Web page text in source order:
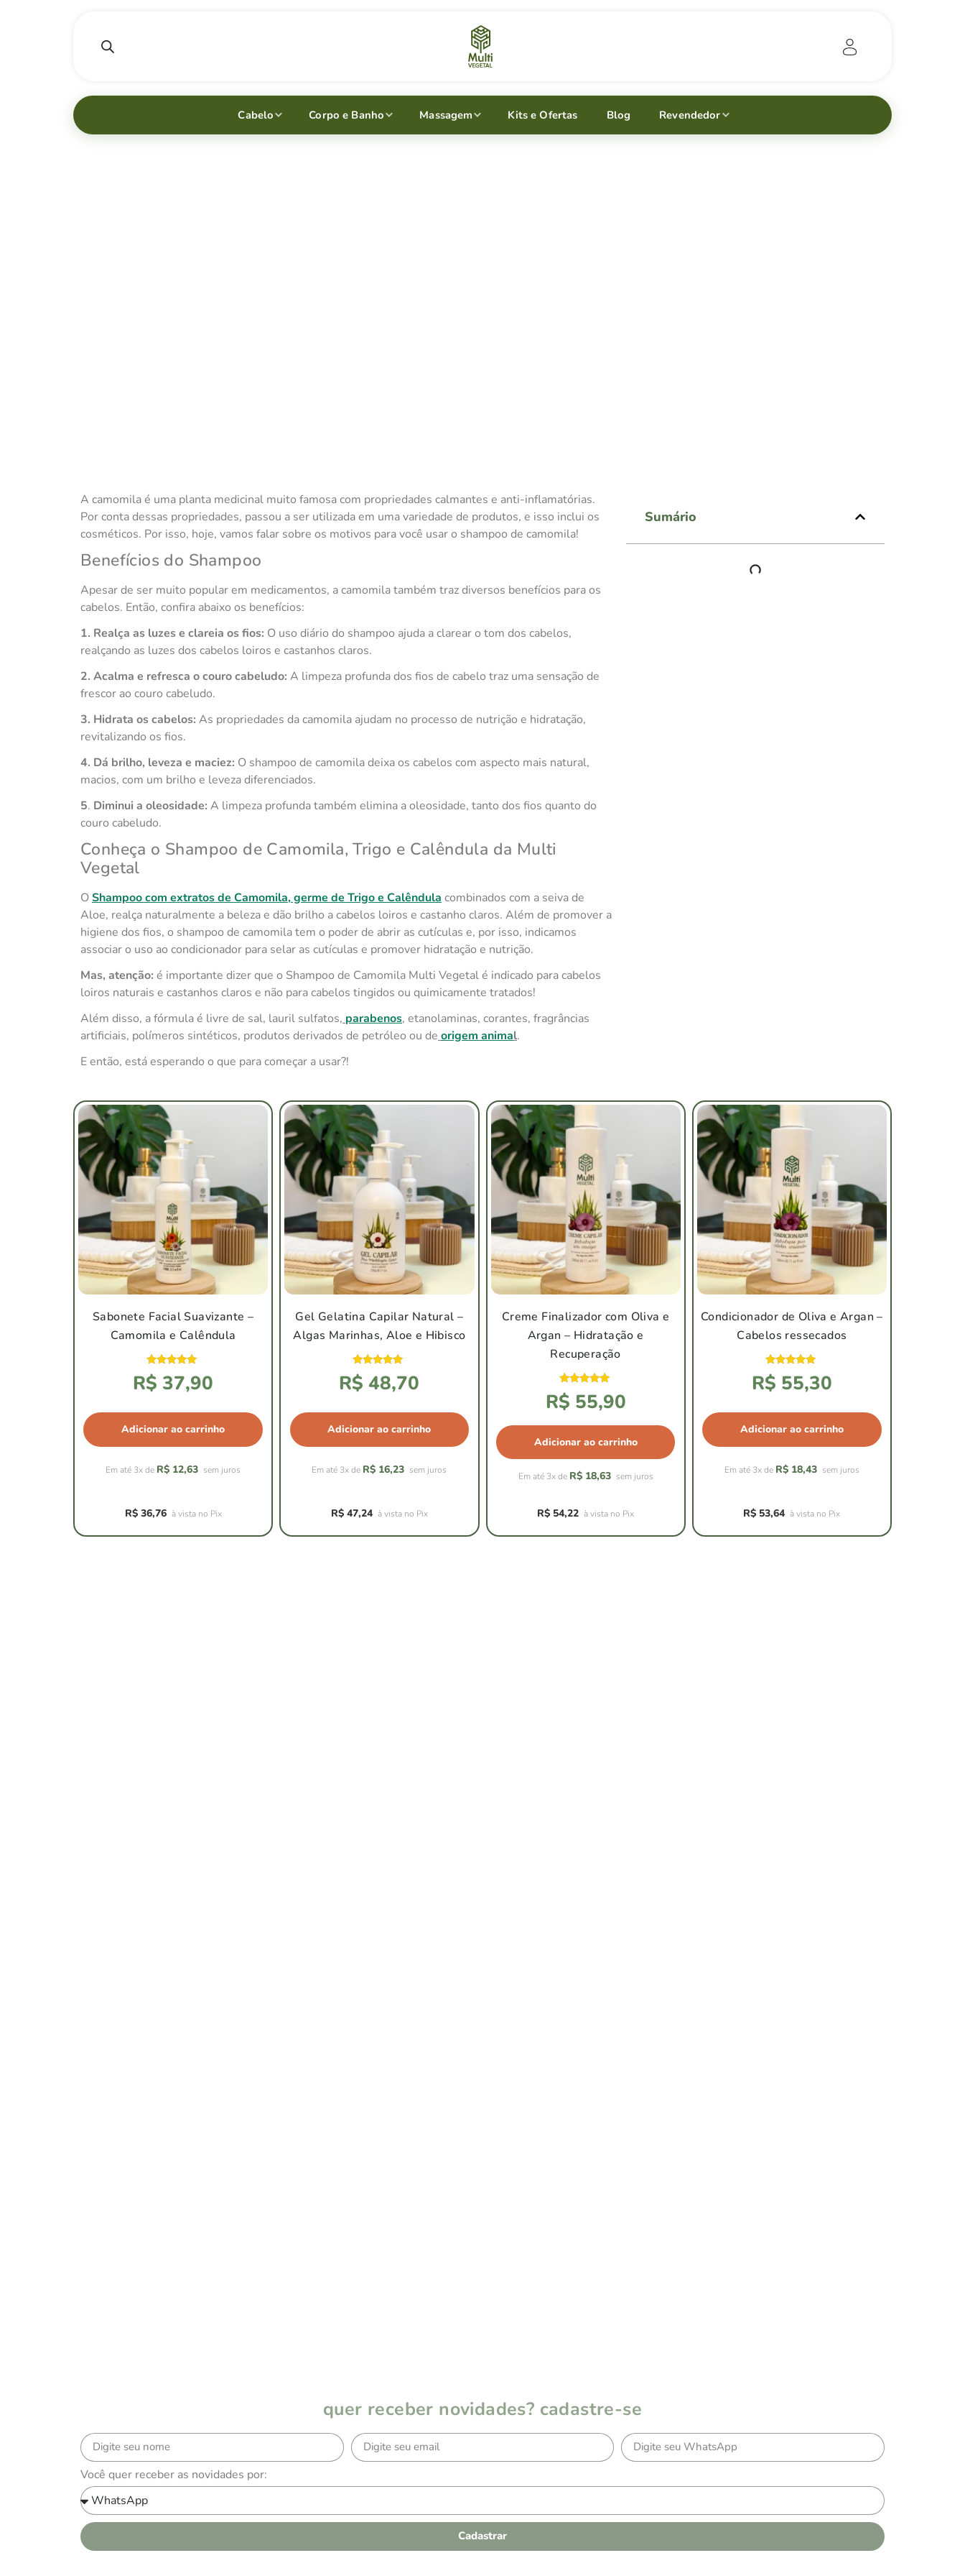
Cabelo Corpo e Banho Massagem Kits e Ofertas Blog Revendedor
A camomila é uma planta medicinal muito famosa com propriedades calmantes e anti-inflamatórias.
Por conta dessas propriedades, passou a ser utilizada em uma variedade de produtos, e isso inclui os
cosméticos. Por isso, hoje, vamos falar sobre os motivos para você usar o shampoo de camomila!
Benefícios do Shampoo
Apesar de ser muito popular em medicamentos, a camomila também traz diversos benefícios para os
cabelos. Então, confira abaixo os benefícios:
1. Realça as luzes e clareia os fios: O uso diário do shampoo ajuda a clarear o tom dos cabelos,
realçando as luzes dos cabelos loiros e castanhos claros.
2. Acalma e refresca o couro cabeludo: A limpeza profunda dos fios de cabelo traz uma sensação de
frescor ao couro cabeludo.
3. Hidrata os cabelos: As propriedades da camomila ajudam no processo de nutrição e hidratação,
revitalizando os fios.
4. Dá brilho, leveza e maciez: O shampoo de camomila deixa os cabelos com aspecto mais natural,
macios, com um brilho e leveza diferenciados.
5. Diminui a oleosidade: A limpeza profunda também elimina a oleosidade, tanto dos fios quanto do
couro cabeludo.
Conheça o Shampoo de Camomila, Trigo e Calêndula da Multi
Vegetal
OShampoo com extratos de Camomila, germe de Trigo e Calêndula combinados com a seiva de
Aloe, realça naturalmente a beleza e dão brilho a cabelos loiros e castanho claros. Além de promover a
higiene dos fios, o shampoo de camomila tem o poder de abrir as cutículas e, por isso, indicamos
associar o uso ao condicionador para selar as cutículas e promover hidratação e nutrição.
Mas, atenção: é importante dizer que o Shampoo de Camomila Multi Vegetal é indicado para cabelos
loiros naturais e castanhos claros e não para cabelos tingidos ou quimicamente tratados!
Além disso, a fórmula é livre de sal, lauril sulfatos, parabenos, etanolaminas, corantes, fragrâncias
artificiais, polímeros sintéticos, produtos derivados de petróleo ou de origem animal.
E então, está esperando o que para começar a usar?!
Sumário
Sabonete Facial Suavizante –
Camomila e Calêndula
4.94
de 5
R$ 37,90
Adicionar ao carrinho
Em até 3x de R$ 12,63 sem juros
R$36,76 à vista no Pix
Gel Gelatina Capilar Natural –
Algas Marinhas, Aloe e Hibisco
4.92
de 5
R$ 48,70
Adicionar ao carrinho
Em até 3x de R$ 16,23 sem juros
R$47,24 à vista no Pix
Creme Finalizador com Oliva e
Argan – Hidratação e
Recuperação
Avaliação
4.94
de 5
R$ 55,90
Adicionar ao carrinho
Em até 3x de R$18,63 sem juros
R$ 54,22 à vista no Pix
Condicionador de Oliva e Argan –
Cabelos ressecados
Avaliação
4.92
de 5
R$ 55,30
Adicionar ao carrinho
Em até 3x de R$18,43 sem juros
R$ 53,64 à vista no Pix
quer receber novidades? cadastre-se
Você quer receber as novidades por:
Cadastrar